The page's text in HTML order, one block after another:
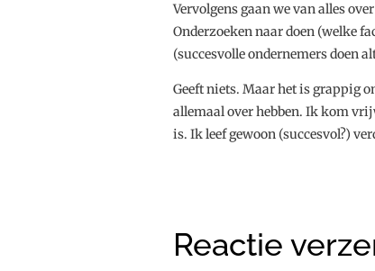
Vervolgens gaan we van alles
Onderzoeken naar doen (welke
(succesvolle ondernemers doen
Geeft niets. Maar het is grappig
allemaal over hebben. Ik kom
is. Ik leef gewoon (succesvol?)
Reactie